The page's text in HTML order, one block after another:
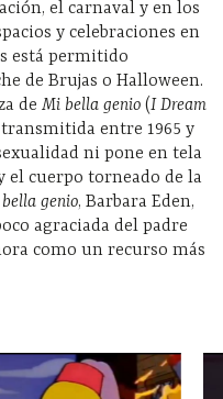
el carnaval y en los
y celebraciones en
está permitido
de Brujas o Halloween.
de Mi bella genio (I Dream
entre 1965 y
ni pone en tela
el cuerpo torneado de la
genio, Barbara Eden,
agraciada del padre
como un recurso más